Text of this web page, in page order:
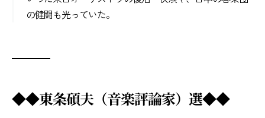
の健闘も光っていた。
◆◆東条碩夫（音楽評論家）選◆◆